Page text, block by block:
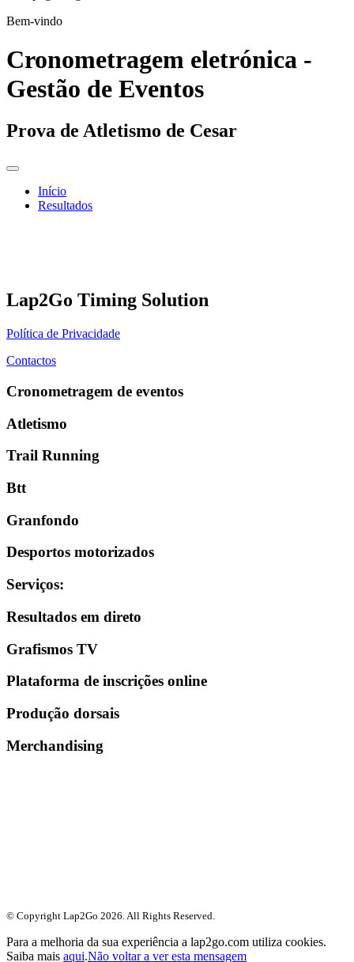
Bem-vindo
Cronometragem eletrónica -
Gestão de Eventos
Prova de Atletismo de Cesar
Início
Resultados
Lap2Go Timing Solution
Política de Privacidade
Contactos
Cronometragem de eventos
Atletismo
Trail Running
Btt
Granfondo
Desportos motorizados
Serviços:
Resultados em direto
Grafismos TV
Plataforma de inscrições online
Produção dorsais
Merchandising
© Copyright Lap2Go 2026. All Rights Reserved.
Para a melhoria da sua experiência a lap2go.com utiliza cookies.
Saiba mais aqui.Não voltar a ver esta mensagem